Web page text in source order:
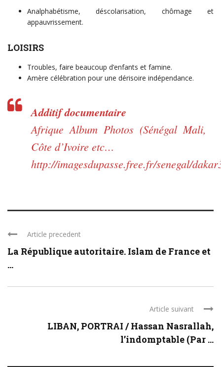
Analphabétisme, déscolarisation, chômage et
appauvrissement.
LOISIRS
Troubles, faire beaucoup d’enfants et famine.
Amère célébration pour une dérisoire indépendance.
Additif documentaire
Afrique Album Photos (Sénégal Mali,
Côte d’Ivoire etc…
http://imagesdupasse.free.fr/senegal/
Article precedent
La République autoritaire. Islam de France et
...
Article suivant
LIBAN, PORTRAI / Hassan Nasrallah,
l’indomptable (Par ...